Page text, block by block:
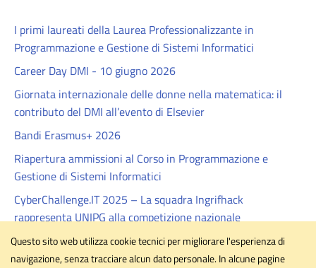
I primi laureati della Laurea Professionalizzante in
Programmazione e Gestione di Sistemi Informatici
Career Day DMI - 10 giugno 2026
Giornata internazionale delle donne nella matematica: il
contributo del DMI all’evento di Elsevier
Bandi Erasmus+ 2026
Riapertura ammissioni al Corso in Programmazione e
Gestione di Sistemi Informatici
CyberChallenge.IT 2025 – La squadra Ingrifhack
rappresenta UNIPG alla competizione nazionale
Festa delle Donne Matematiche 2024
CyberChallenge.IT 2024 - Premiazioni
Questo sito web utilizza cookie tecnici per migliorare l'esperienza di
navigazione, senza tracciare alcun dato personale. In alcune pagine